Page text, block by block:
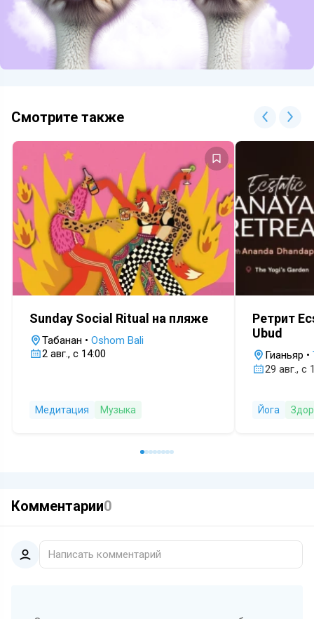
Смотрите также
Sunday Social Ritual на пляже
Табанан • Oshom Bali
2 авг., с 14:00
Медитация Музыка
Ретрит
Ubud
Гианьяр •
29 авг., с
Йога
Комментарии0
Написать комментарий